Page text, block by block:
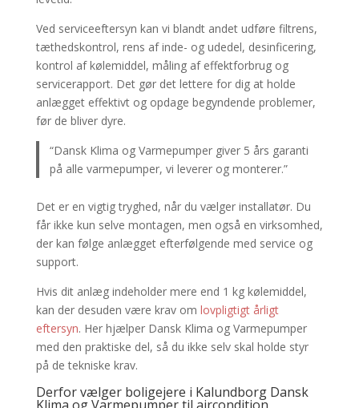
Ved serviceeftersyn kan vi blandt andet udføre filtrens,
tæthedskontrol, rens af inde- og udedel, desinficering,
kontrol af kølemiddel, måling af effektforbrug og
servicerapport. Det gør det lettere for dig at holde
anlægget effektivt og opdage begyndende problemer,
før de bliver dyre.
“Dansk Klima og Varmepumper giver 5 års garanti
på alle varmepumper, vi leverer og monterer.”
Det er en vigtig tryghed, når du vælger installatør. Du
får ikke kun selve montagen, men også en virksomhed,
der kan følge anlægget efterfølgende med service og
support.
Hvis dit anlæg indeholder mere end 1 kg kølemiddel,
kan der desuden være krav om lovpligtigt årligt
eftersyn. Her hjælper Dansk Klima og Varmepumper
med den praktiske del, så du ikke selv skal holde styr
på de tekniske krav.
Derfor vælger boligejere i Kalundborg Dansk